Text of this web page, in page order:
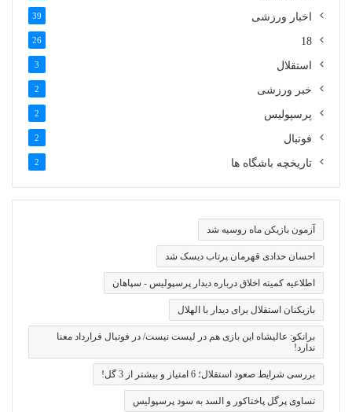
اخبار ورزشی 39
18
26
استقلال 3
خبر ورزشی 2
پرسپولیس 2
فوتبال 2
تاریخچه باشگاه ها 2
آزمون بازیکن ماه روسیه شد
احسان حدادی قهرمان پرتاب دیسک شد
اطلاعیه کمیته اخلاق درباره دیدار پرسپولیس - سپاهان
بازیکنان استقلال برای دیدار با الهلال
برانکو: عالیشاه این بازی هم در لیست نیست/ در فوتبال قرارداد معنا
ندارد!
بررسی شرایط صعود استقلال؛ 6 امتیاز و بیشتر از 3 گل!
تساوی پرگل پاختاکور و السد به سود پرسپولیس